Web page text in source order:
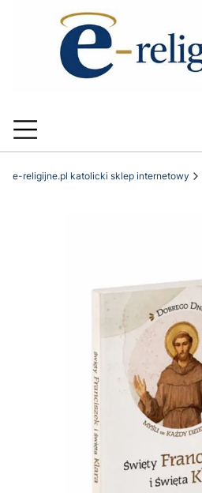
e-religijne.pl katolicki sklep internetowy